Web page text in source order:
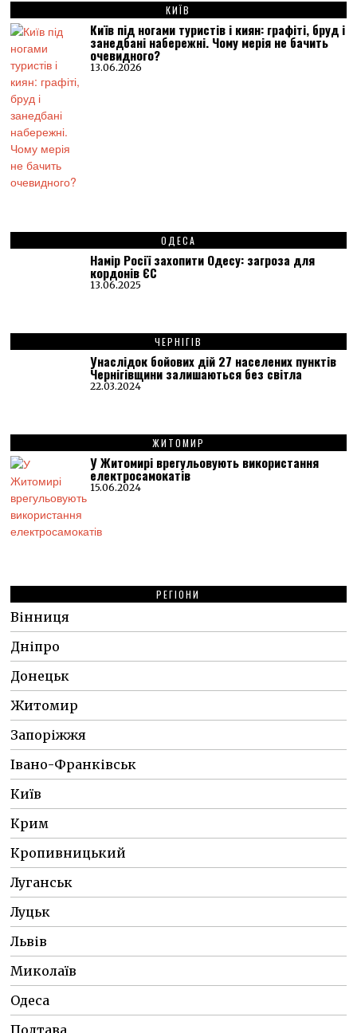
КИЇВ
Київ під ногами туристів і киян: графіті, бруд і
занедбані набережні. Чому мерія не бачить
очевидного?
13.06.2026
ОДЕСА
Намір Росії захопити Одесу: загроза для
кордонів ЄС
13.06.2025
ЧЕРНІГІВ
Унаслідок бойових дій 27 населених пунктів
Чернігівщини залишаються без світла
22.03.2024
ЖИТОМИР
У Житомирі врегульовують використання
електросамокатів
15.06.2024
РЕГІОНИ
Вінниця
Дніпро
Донецьк
Житомир
Запоріжжя
Івано-Франківськ
Київ
Крим
Кропивницький
Луганськ
Луцьк
Львів
Миколаїв
Одеса
Полтава